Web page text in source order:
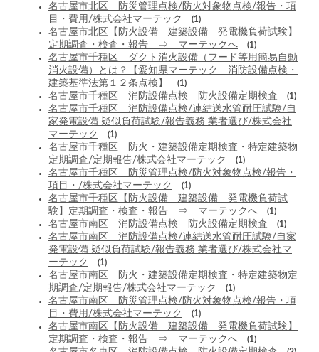
名古屋市北区 防災管理点検/防火対象物点検/報告・項
目・費用/株式会社マーテック
(1)
名古屋市北区【防火設備 建築設備 発電機負荷試験】
定期調査・検査・報告 ⇒ マーテックへ
(1)
名古屋市千種区 ダクト消火設備（フード等用簡易自動
消火設備）とは？【愛知県マーテック 消防設備点検・
建築基準法第１２条点検】
(1)
名古屋市千種区 消防設備点検 防火設備定期検査 (1)
名古屋市千種区 消防設備点検/連結送水管耐圧試験/自
家発電設備 疑似負荷試験/報告義務 業者選び/株式会社
マーテック
(1)
名古屋市千種区 防火・建築設備定期検査・特定建築物
定期調査/定期報告/株式会社マーテック
(1)
名古屋市千種区 防災管理点検/防火対象物点検/報告・
項目・/株式会社マーテック
(1)
名古屋市千種区【防火設備 建築設備 発電機負荷試
験】定期調査・検査・報告 ⇒ マーテックへ
(1)
名古屋市南区 消防設備点検 防火設備定期検査 (1)
名古屋市南区 消防設備点検/連結送水管耐圧試験/自家
発電設備 疑似負荷試験/報告義務 業者選び/株式会社マ
ーテック
(1)
名古屋市南区 防火・建築設備定期検査・特定建築物定
期調査/定期報告/株式会社マーテック
(1)
名古屋市南区 防災管理点検/防火対象物点検/報告・項
目・費用/株式会社マーテック
(1)
名古屋市南区【防火設備 建築設備 発電機負荷試験】
定期調査・検査・報告 ⇒ マーテックへ
(1)